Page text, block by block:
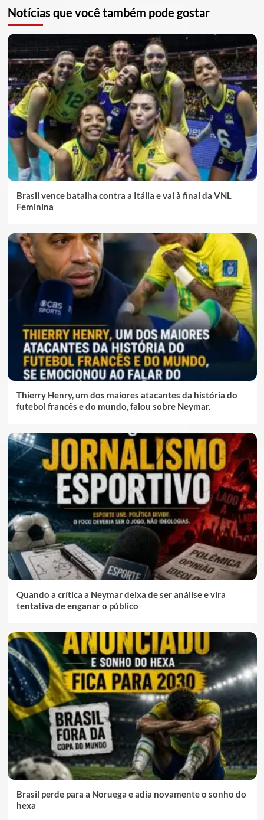
Notícias que você também pode gostar
Brasil vence batalha contra a Itália e vai à final da VNL
Feminina
Thierry Henry, um dos maiores atacantes da história do
futebol francês e do mundo, falou sobre Neymar.
Quando a crítica a Neymar deixa de ser análise e vira
tentativa de enganar o público
Brasil perde para a Noruega e adia novamente o sonho do
hexa